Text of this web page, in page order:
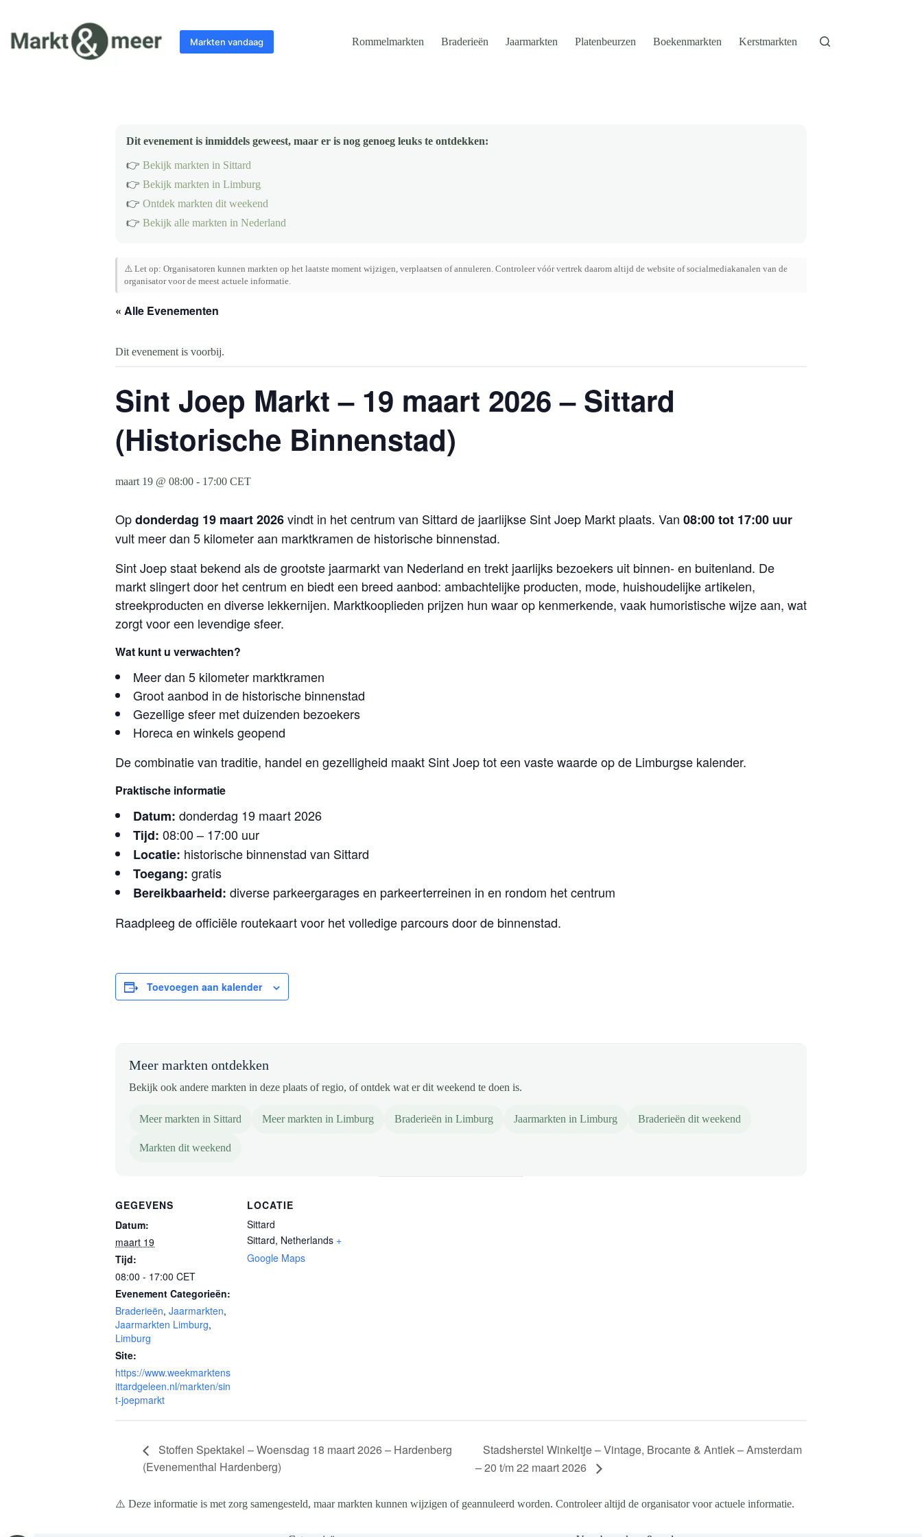
inhoud
Markten vandaag Rommelmarkten Braderieën Jaarmarkten Platenbeurzen Boekenmarkten Kerstmarkten
Dit evenement is inmiddels geweest, maar er is nog genoeg leuks te ontdekken:
👉 Bekijk markten in Sittard
👉 Bekijk markten in Limburg
👉 Ontdek markten dit weekend
👉 Bekijk alle markten in Nederland
⚠️ Let op: Organisatoren kunnen markten op het laatste moment wijzigen, verplaatsen of annuleren. Controleer vóór vertrek daarom altijd de website of socialmediakanalen van de
organisator voor de meest actuele informatie.
« Alle Evenementen
Dit evenement is voorbij.
Sint Joep Markt – 19 maart 2026 – Sittard
(Historische Binnenstad)
maart 19 @ 08:00 - 17:00 CET
Opdonderdag 19 maart 2026vindt in het centrum van Sittard de jaarlijkse Sint Joep Markt plaats. Van 08:00 tot 17:00 uur
vult meer dan 5 kilometer aan marktkramen de historische binnenstad.
Sint Joep staat bekend als de grootste jaarmarkt van Nederland en trekt jaarlijks bezoekers uit binnen- en buitenland. De
markt slingert door het centrum en biedt een breed aanbod: ambachtelijke producten, mode, huishoudelijke artikelen,
streekproducten en diverse lekkernijen. Marktkooplieden prijzen hun waar op kenmerkende, vaak humoristische wijze aan, wat
zorgt voor een levendige sfeer.
Wat kunt u verwachten?
Meer dan 5 kilometer marktkramen
Groot aanbod in de historische binnenstad
Gezellige sfeer met duizenden bezoekers
Horeca en winkels geopend
De combinatie van traditie, handel en gezelligheid maakt Sint Joep tot een vaste waarde op de Limburgse kalender.
Praktische informatie
Datum: donderdag 19 maart 2026
Tijd: 08:00 – 17:00 uur
Locatie: historische binnenstad van Sittard
Toegang: gratis
Bereikbaarheid: diverse parkeergarages en parkeerterreinen in en rondom het centrum
Raadpleeg de officiële routekaart voor het volledige parcours door de binnenstad.
Toevoegen aan kalender
Meer markten ontdekken
Bekijk ook andere markten in deze plaats of regio, of ontdek wat er dit weekend te doen is.
Meer markten in Sittard Meer markten in Limburg Braderieën in Limburg Jaarmarkten in Limburg Braderieën dit weekend
Markten dit weekend
GEGEVENS
Datum:
maart 19
Tijd:
08:00 - 17:00 CET
Evenement Categorieën:
Braderieën, Jaarmarkten,
Jaarmarkten Limburg,
Limburg
Site:
https://www.weekmarktens
ittardgeleen.nl/markten/sin
t-joepmarkt
LOCATIE
Sittard
Sittard, Netherlands +
Google Maps
Stoffen Spektakel – Woensdag 18 maart 2026 – Hardenberg
(Evenementhal Hardenberg)
Stadsherstel Winkeltje – Vintage, Brocante & Antiek – Amsterdam
– 20 t/m 22 maart 2026
⚠️ Deze informatie is met zorg samengesteld, maar markten kunnen wijzigen of geannuleerd worden. Controleer altijd de organisator voor actuele informatie.